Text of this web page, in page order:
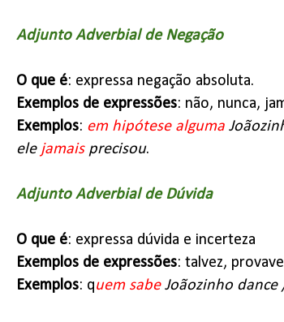
Adjunto Adverbial de Negação
O que é: expressa negação absoluta.
Exemplos de expressões: não, nunca,
Exemplos: em hipótese alguma
ele jamaisprecisou.
Adjunto Adverbial de Dúvida
O que é: expressa dúvida e incerteza
Exemplos de expressões: talvez,
Exemplos: quem sabeJoãozinho dance